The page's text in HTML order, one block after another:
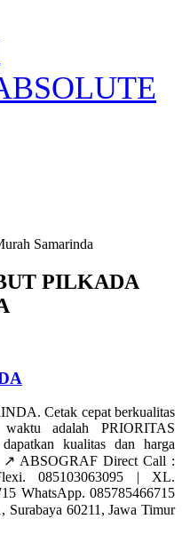
Samarinda
PILKADA
Cetak cepat berkualitas
waktu adalah PRIORITAS
kualitas dan harga
↗️ ABSOGRAF Direct Call :
085103063095 | XL.
WhatsApp. 085785466715
60211, Jawa Timur